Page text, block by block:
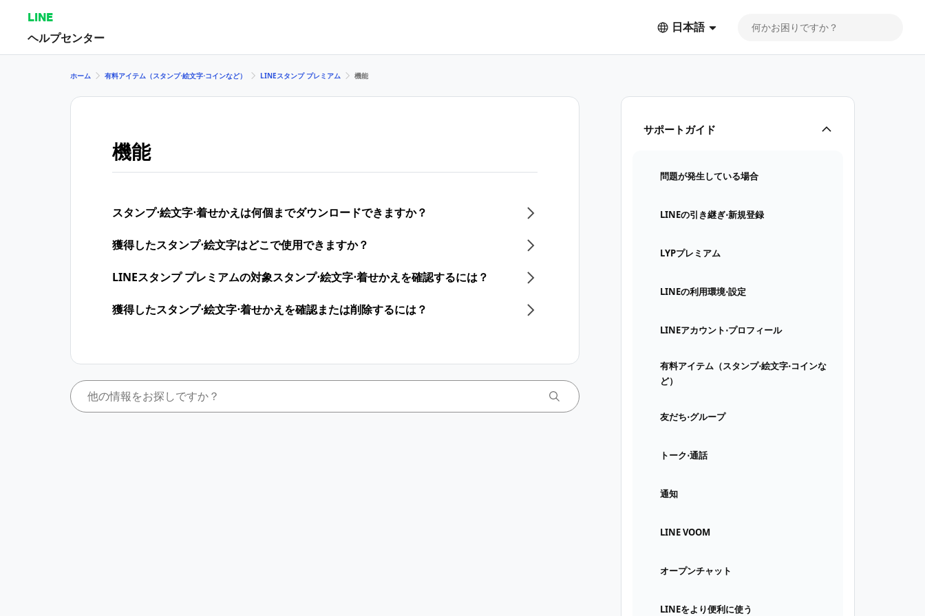
LINE
ヘルプセンター
日本語
サポートガイド
問題が発生している場合
LINEの引き継ぎ⋅新規登録
LYPプレミアム
LINEの利用環境⋅設定
LINEアカウント⋅プロフィール
有料アイテム（スタンプ⋅絵文字⋅コインな
ど）
友だち⋅グループ
トーク⋅通話
通知
LINE VOOM
オープンチャット
LINEをより便利に使う
ホーム 有料アイテム（スタンプ⋅絵文字⋅コインなど） LINEスタンプ プレミアム 機能
機能
スタンプ⋅絵文字⋅着せかえは何個までダウンロードできますか？
獲得したスタンプ⋅絵文字はどこで使用できますか？
LINEスタンプ プレミアムの対象スタンプ⋅絵文字⋅着せかえを確認するには？
獲得したスタンプ⋅絵文字⋅着せかえを確認または削除するには？